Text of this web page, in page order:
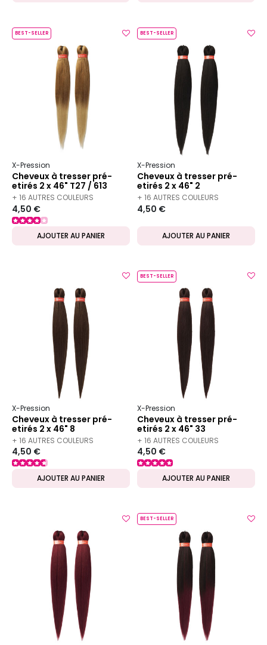
BEST-SELLER
X-Pression
Cheveux à tresser pré-
etirés 2 x 46" T27 / 613
+ 16 AUTRES COULEURS
DISPONIBLES
4,50 €
AJOUTER AU PANIER
BEST-SELLER
X-Pression
Cheveux à tresser pré-
etirés 2 x 46" 2
+ 16 AUTRES COULEURS
DISPONIBLES
4,50 €
AJOUTER AU PANIER
X-Pression
Cheveux à tresser pré-
etirés 2 x 46" 8
+ 16 AUTRES COULEURS
DISPONIBLES
4,50 €
AJOUTER AU PANIER
BEST-SELLER
X-Pression
Cheveux à tresser pré-
etirés 2 x 46" 33
+ 16 AUTRES COULEURS
DISPONIBLES
4,50 €
AJOUTER AU PANIER
BEST-SELLER